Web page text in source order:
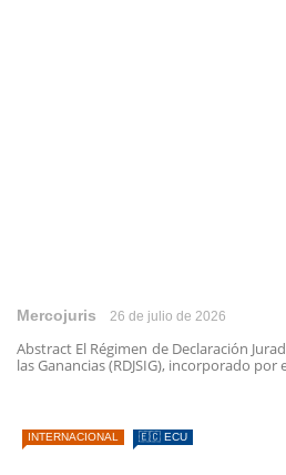
Mercojuris 26 de julio de 2026
Abstract El Régimen de Declaración
las Ganancias (RDJSIG), incorporado
INTERNACIONAL 🇪🇨 ECU